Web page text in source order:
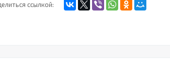
ссылкой: